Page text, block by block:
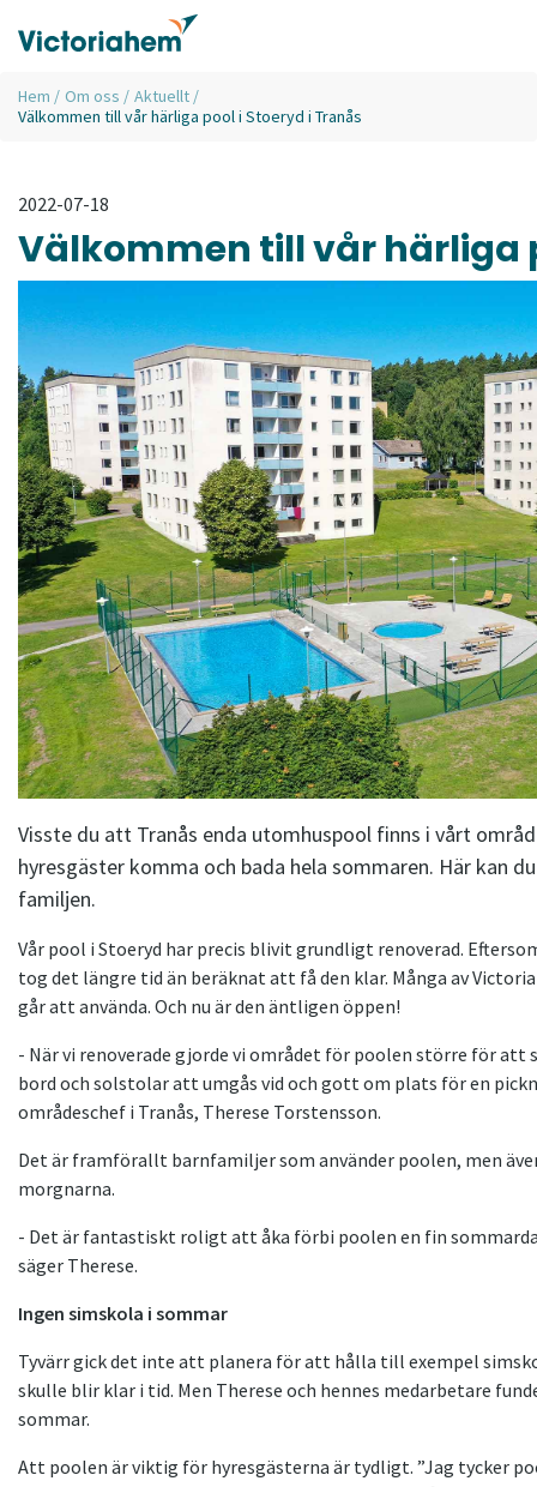
Hem / Om oss / Aktuellt /
Välkommen till vår härliga pool i Stoeryd i Tranås
2022-07-18
Välkommen till vår härliga
Visste du att Tranås enda utomhuspool finns i vårt
hyresgäster komma och bada hela sommaren. Här kan
familjen.
Vår pool i Stoeryd har precis blivit grundligt renoverad.
tog det längre tid än beräknat att få den klar. Många av
går att använda. Och nu är den äntligen öppen!
- När vi renoverade gjorde vi området för poolen större för att
bord och solstolar att umgås vid och gott om plats för en
områdeschef i Tranås, Therese Torstensson.
Det är framförallt barnfamiljer som använder poolen, men
morgnarna.
- Det är fantastiskt roligt att åka förbi poolen en fin
säger Therese.
Ingen simskola i sommar
Tyvärr gick det inte att planera för att hålla till exempel
skulle blir klar i tid. Men Therese och hennes medarbetare
sommar.
Att poolen är viktig för hyresgästerna är tydligt. ”Jag tycker